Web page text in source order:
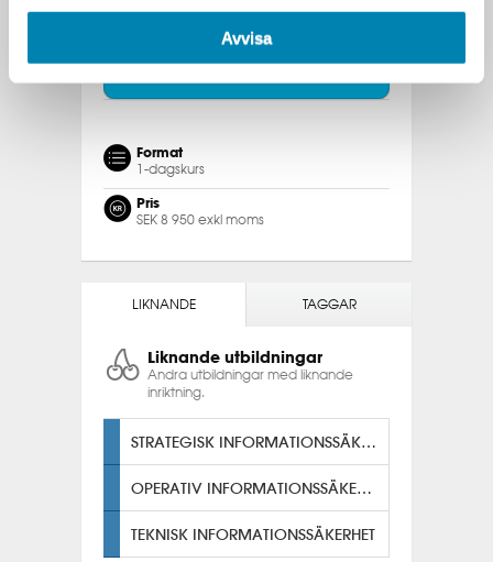
Avvisa
kontaktar vi dig.
INTRESSEANMÄLAN
Format
1-dagskurs
Pris
SEK 8 950 exkl moms
LIKNANDE TAGGAR
Liknande utbildningar
Andra utbildningar med liknande
inriktning.
STRATEGISK INFORMATIONSSÄKERHET
OPERATIV INFORMATIONSSÄKERHET
TEKNISK INFORMATIONSSÄKERHET